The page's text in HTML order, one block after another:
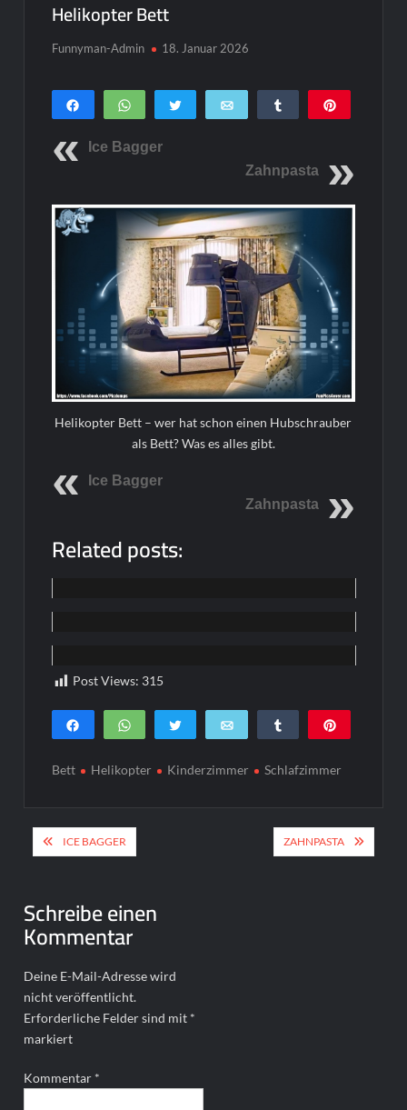
Helikopter Bett
Funnyman-Admin 18. Januar 2026
Teilen WhatsApp Twittern E-Mail Teilen
SHARES
Ice Bagger
Zahnpasta
Helikopter Bett – wer hat schon einen Hubschrauber
als Bett? Was es alles gibt.
Ice Bagger
Zahnpasta
Related posts:
Post Views: 315
Teilen WhatsApp Twittern E-Mail Teilen
SHARES
Bett Helikopter Kinderzimmer Schlafzimmer
Beitragsnavigation
ICE BAGGER ZAHNPASTA
Schreibe einen
Kommentar
Deine E-Mail-Adresse wird
nicht veröffentlicht.
Erforderliche Felder sind mit *
markiert
Kommentar *